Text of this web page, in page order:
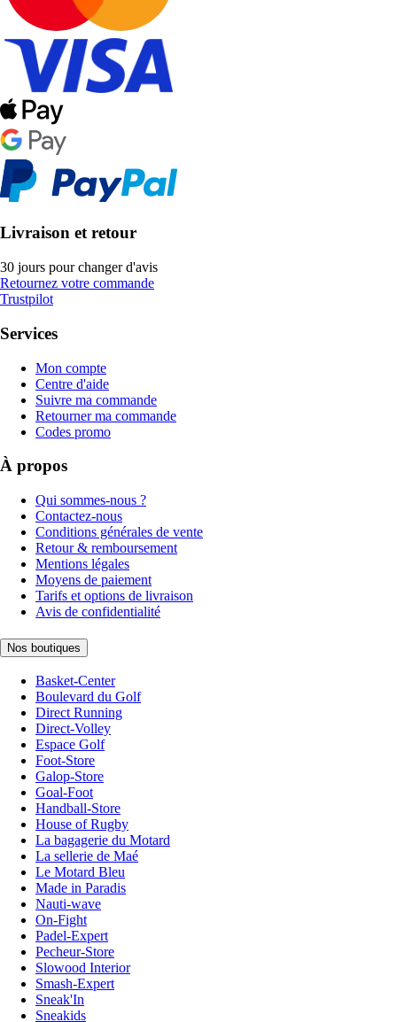
Livraison et retour
30 jours pour changer d'avis
Retournez votre commande
Trustpilot
Services
Mon compte
Centre d'aide
Suivre ma commande
Retourner ma commande
Codes promo
À propos
Qui sommes-nous ?
Contactez-nous
Conditions générales de vente
Retour & remboursement
Mentions légales
Moyens de paiement
Tarifs et options de livraison
Avis de confidentialité
Nos boutiques
Basket-Center
Boulevard du Golf
Direct Running
Direct-Volley
Espace Golf
Foot-Store
Galop-Store
Goal-Foot
Handball-Store
House of Rugby
La bagagerie du Motard
La sellerie de Maé
Le Motard Bleu
Made in Paradis
Nauti-wave
On-Fight
Padel-Expert
Pecheur-Store
Slowood Interior
Smash-Expert
Sneak'In
Sneakids